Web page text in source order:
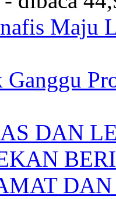
Maju
Ganggu
DAN
DAN